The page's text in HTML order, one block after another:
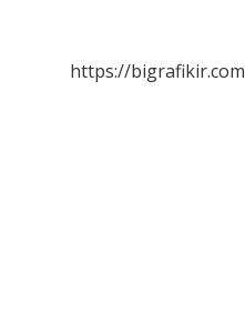
https://bigrafikir.com